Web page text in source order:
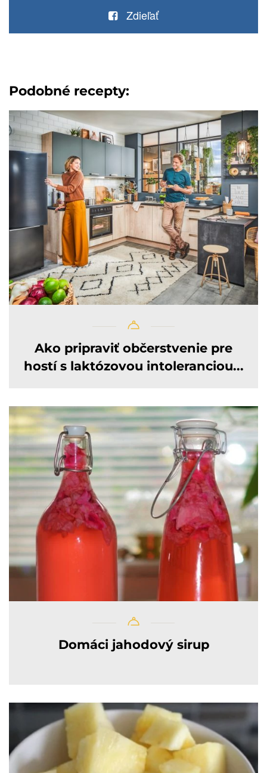
Zdieľať
Podobné recepty:
Ako pripraviť občerstvenie pre
hostí s laktózovou intoleranciou...
Domáci jahodový sirup